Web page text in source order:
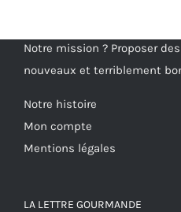
Notre mission ? Proposer
nouveaux et terriblement
Notre histoire
Mon compte
Mentions légales
LA LETTRE GOURMANDE